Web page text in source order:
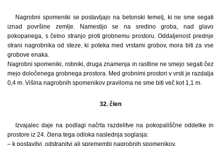
Nagrobni spomeniki se postavljajo na betonski temelj, ki ne sme segati
iznad površine zemlje. Namestijo se na sredino groba, nad glavo
pokopanega, s čelno stranjo proti grobnemu prostoru. Oddaljenost prednje
strani nagrobnika od steze, ki poteka med vrstami grobov, mora biti za vse
grobove enaka.
Nagrobni spomeniki, robniki, druga znamenja in rastline ne smejo segati čez
mejo določenega grobnega prostora. Med grobnimi prostori v vrsti je razdalja
0,4 m. Višina nagrobnih spomenikov praviloma ne sme biti več kot 1,1 m.
32. člen
Izvajalec daje na podlagi načrta razdelitve na pokopališčne oddelke in
prostore iz 24. člena tega odloka naslednja soglasja:
– k postavitvi, odstranitvi ali spremembi nagrobnih spomenikov,